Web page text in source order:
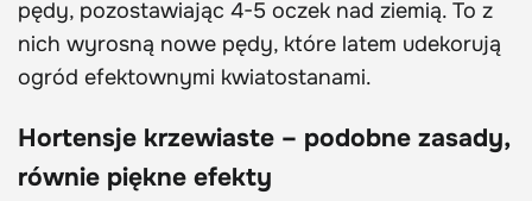
pędy, pozostawiając 4-5 oczek nad ziemią. To z
nich wyrosną nowe pędy, które latem udekorują
ogród efektownymi kwiatostanami.
Hortensje krzewiaste – podobne zasady,
równie piękne efekty